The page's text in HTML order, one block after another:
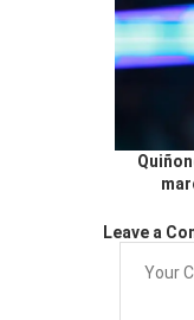
Leave a